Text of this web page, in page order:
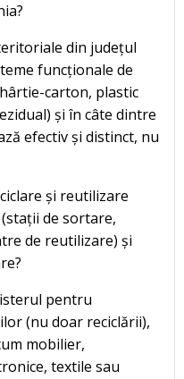
din județul
funcționale de
carton, plastic
și în câte dintre
efectiv și distinct, nu
și reutilizare
de sortare,
de reutilizare) și
pentru
(nu doar reciclării),
mobilier,
textile sau